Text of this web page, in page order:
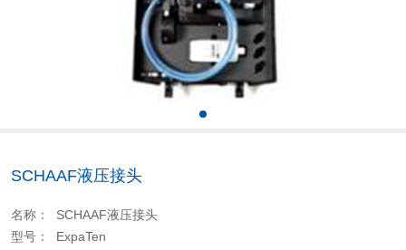
SCHAAF液压接头
名称： SCHAAF液压接头
型号： ExpaTen